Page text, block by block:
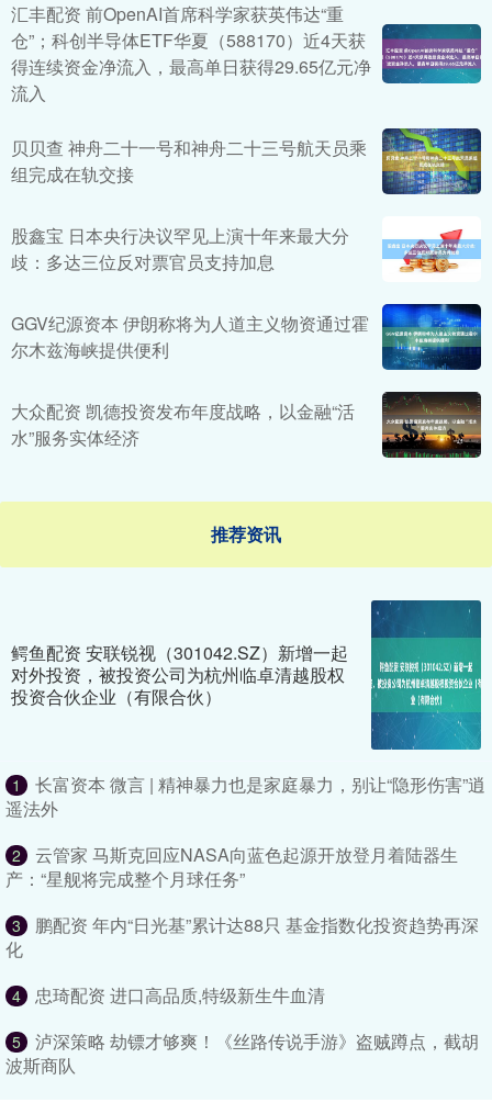
汇丰配资 前OpenAI首席科学家获英伟达“重
仓”；科创半导体ETF华夏（588170）近4天获
得连续资金净流入，最高单日获得29.65亿元净
流入
贝贝查 神舟二十一号和神舟二十三号航天员乘
组完成在轨交接
股鑫宝 日本央行决议罕见上演十年来最大分
歧：多达三位反对票官员支持加息
GGV纪源资本 伊朗称将为人道主义物资通过霍
尔木兹海峡提供便利
大众配资 凯德投资发布年度战略，以金融“活
水”服务实体经济
推荐资讯
鳄鱼配资 安联锐视（301042.SZ）新增一起
对外投资，被投资公司为杭州临卓清越股权
投资合伙企业（有限合伙）
1
长富资本 微言 | 精神暴力也是家庭暴力，别让“隐形伤害”逍
遥法外
2
云管家 马斯克回应NASA向蓝色起源开放登月着陆器生
产：“星舰将完成整个月球任务”
3
鹏配资 年内“日光基”累计达88只 基金指数化投资趋势再深
化
4 忠琦配资 进口高品质,特级新生牛血清
5
泸深策略 劫镖才够爽！《丝路传说手游》盗贼蹲点，截胡
波斯商队